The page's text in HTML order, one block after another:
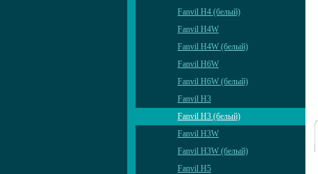
Fanvil H4 (белый)
Fanvil H4W
Fanvil H4W (белый)
Fanvil H6W
Fanvil H6W (белый)
Fanvil H3
Fanvil H3 (белый)
Fanvil H3W
Fanvil H3W (белый)
Fanvil H5